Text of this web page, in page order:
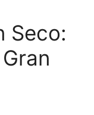
Seco: